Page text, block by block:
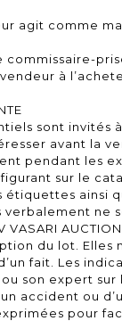
agit comme
commissaire-
à
sont invités
avant la
pendant les
sur le
étiquettes ainsi
verbalement ne
VASARI
du lot. Elles
fait. Les
ou son expert sur
accident ou
pour